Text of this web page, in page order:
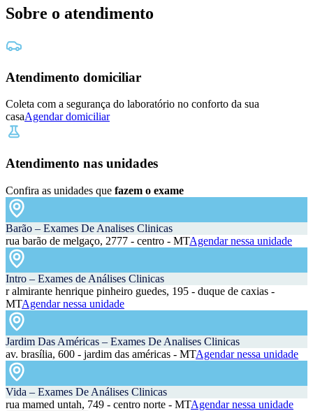
Sobre o atendimento
Atendimento domiciliar
Coleta com a segurança do laboratório no conforto da sua
casaAgendar domiciliar
Atendimento nas unidades
Confira as unidades que fazem o exame
Barão – Exames De Analises Clinicas
rua barão de melgaço, 2777 - centro - MTAgendar nessa unidade
Intro – Exames de Análises Clinicas
r almirante henrique pinheiro guedes, 195 - duque de caxias -
MTAgendar nessa unidade
Jardim Das Américas – Exames De Analises Clinicas
av. brasília, 600 - jardim das américas - MTAgendar nessa unidade
Vida – Exames De Análises Clinicas
rua mamed untah, 749 - centro norte - MTAgendar nessa unidade